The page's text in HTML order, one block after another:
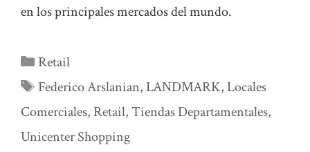
en los principales mercados del mundo.
Categorías
Retail
Etiquetas
Federico Arslanian,LANDMARK,Locales
Comerciales, Retail,Tiendas Departamentales,
Unicenter Shopping